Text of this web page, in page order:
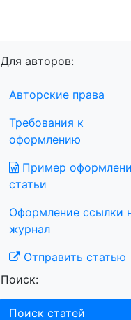
Для авторов:
Авторские права
Требования к
оформлению
Пример
статьи
Оформление ссылки
журнал
Отправить статью
Поиск:
Поиск статей